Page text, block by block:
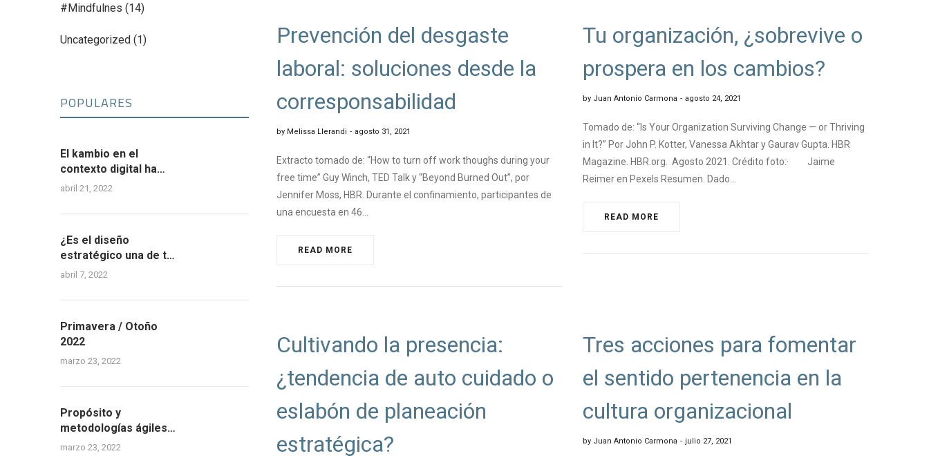
#Mindfulnes (14)
Uncategorized (1)
POPULARES
El kambio en el
contexto digital ha
cambiado; curiosidad,
abril 21, 2022
¿Es el diseño
estratégico una de tus
ventajas
abril 7, 2022
Primavera / Otoño
2022
marzo 23, 2022
Propósito y
metodologías ágiles
para transformar a la
marzo 23, 2022
Prevención del desgaste
laboral: soluciones desde la
corresponsabilidad
by Melissa Llerandi agosto 31, 2021
Extracto tomado de: “How to turn off work thoughs during your
free time” Guy Winch, TED Talk y “Beyond Burned Out”, por
Jennifer Moss, HBR. Durante el confinamiento, participantes de
una encuesta en 46…
READ MORE
Tu organización, ¿sobrevive o
prospera en los cambios?
by Juan Antonio Carmona agosto 24, 2021
Tomado de: “Is Your Organization Surviving Change — or Thriving
in It?” Por John P. Kotter, Vanessa Akhtar y Gaurav Gupta. HBR
Magazine. HBR.org. Agosto 2021. Crédito foto:· Jaime
Reimer en Pexels Resumen. Dado…
READ MORE
Cultivando la presencia:
¿tendencia de auto cuidado o
eslabón de planeación
estratégica?
Tres acciones para fomentar
el sentido pertenencia en la
cultura organizacional
by Juan Antonio Carmona julio 27, 2021